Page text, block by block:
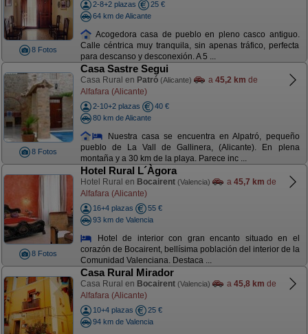
8 Fotos
2-8+2 plazas
25 €
64 km de Alicante
Acogedora casa de pueblo en pleno casco antiguo.
Calle céntrica muy tranquila, sin apenas tráfico, perfecta
para descanso y desconexión. A 5 ...
8 Fotos
Casa Sastre Segui
Casa Rural en Patró (Alicante) a 45,2 km de
Alfafara (Alicante)
2-10+2 plazas
40 €
80 km de Alicante
Nuestra casa se encuentra en Alpatró, pequeño
pueblo de La Vall de Gallinera, (Alicante). En plena
montaña y a 30 km de la playa. Parece inc ...
8 Fotos
Hotel Rural L´Àgora
Hotel Rural en Bocairent (Valencia) a 45,7 km de
Alfafara (Alicante)
16+4 plazas
55 €
93 km de Valencia
Hotel de interior con gran encanto situado en el
corazón de Bocairent, bellísima población del interior de la
Comunidad Valenciana. Destaca ...
Casa Rural Mirador
Casa Rural en Bocairent (Valencia) a 45,8 km de
Alfafara (Alicante)
10+4 plazas
25 €
94 km de Valencia